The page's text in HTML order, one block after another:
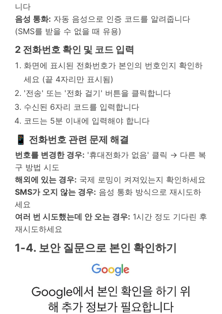
니다
음성 통화: 자동 음성으로 인증 코드를 알려줍니다
(SMS를 받을 수 없을 때 유용)
2 전화번호 확인 및 코드 입력
화면에 표시된 전화번호가 본인의 번호인지 확인하
세요 (끝 4자리만 표시됨)
'전송' 또는 '전화 걸기' 버튼을 클릭합니다
수신된 6자리 코드를 입력합니다
코드는 5분 이내에 입력해야 합니다
📱 전화번호 관련 문제 해결
번호를 변경한 경우: '휴대전화가 없음' 클릭 → 다른 복
구 방법 시도
해외에 있는 경우: 국제 로밍이 켜져있는지 확인하세요
SMS가 오지 않는 경우: 음성 통화 방식으로 재시도하
세요
여러 번 시도했는데 안 오는 경우: 1시간 정도 기다린 후
재시도하세요
1-4. 보안 질문으로 본인 확인하기